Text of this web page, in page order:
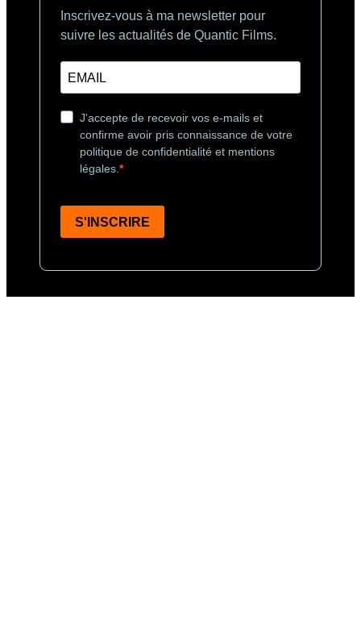
Inscrivez-vous à ma newsletter pour
suivre les actualités de Quantic Films.
J'accepte de recevoir vos e-mails et
confirme avoir pris connaissance de votre
politique de confidentialité et mentions
légales.
S'INSCRIRE